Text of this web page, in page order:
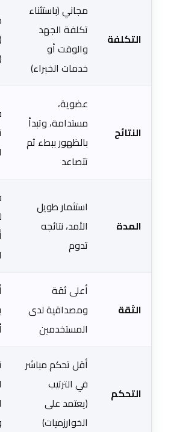
التكلفة
مجاني (باستثناء
تكلفة الجهد
والوقت أو
خدمات الخبراء)
(CPM)
النتائج
عضوية،
مستدامة، وتبدأ
بالظهور ببطء ثم
تتصاعد
المدة
استثمار طويل
الأمد، نتائجه
تدوم
الثقة
أعلى ثقة
ومصداقية لدى
المستخدمين
التحكم
أقل تحكم مباشر
في الترتيب
(يعتمد على
الخوارزميات)